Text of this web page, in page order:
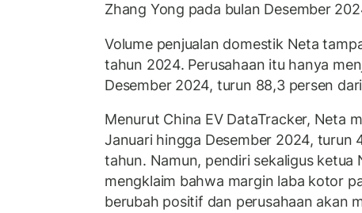
Zhang Yong pada bulan Desember
Volume penjualan domestik Neta
tahun 2024. Perusahaan itu hanya
Desember 2024, turun 88,3 persen
Menurut China EV DataTracker, Neta
Januari hingga Desember 2024, turun
tahun. Namun, pendiri sekaligus ketua
mengklaim bahwa margin laba kotor
berubah positif dan perusahaan akan